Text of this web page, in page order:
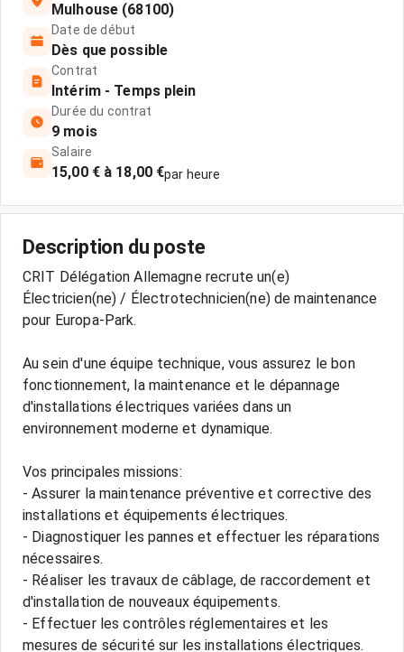
Mulhouse (68100)
Date de début
Dès que possible
Contrat
Intérim - Temps plein
Durée du contrat
9 mois
Salaire
15,00 € à 18,00 €par heure
Description du poste
CRIT Délégation Allemagne recrute un(e)
Électricien(ne) / Électrotechnicien(ne) de maintenance
pour Europa-Park.
Au sein d'une équipe technique, vous assurez le bon
fonctionnement, la maintenance et le dépannage
d'installations électriques variées dans un
environnement moderne et dynamique.
Vos principales missions:
- Assurer la maintenance préventive et corrective des
installations et équipements électriques.
- Diagnostiquer les pannes et effectuer les réparations
nécessaires.
- Réaliser les travaux de câblage, de raccordement et
d'installation de nouveaux équipements.
- Effectuer les contrôles réglementaires et les
mesures de sécurité sur les installations électriques.